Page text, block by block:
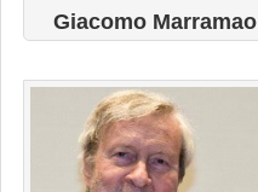
Giacomo Marramao